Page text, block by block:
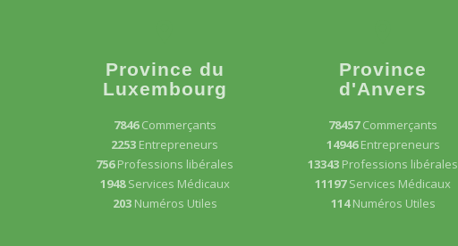
Province du
Luxembourg
7846Commerçants
2253 Entrepreneurs
756Professions libérales
1948Services Médicaux
203 Numéros Utiles
Province
d'Anvers
78457Commerçants
14946Entrepreneurs
13343 Professions libérales
11197Services Médicaux
114Numéros Utiles